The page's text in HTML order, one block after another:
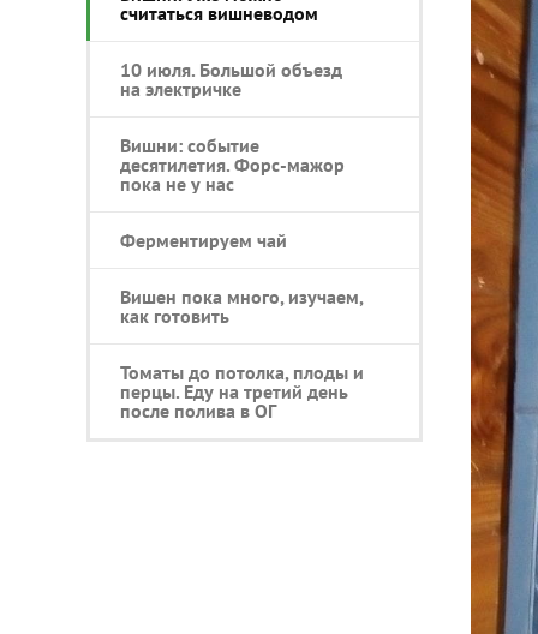
считаться вишневодом
10 июля. Большой объезд
на электричке
Вишни: событие
десятилетия. Форс-мажор
пока не у нас
Ферментируем чай
Вишен пока много, изучаем,
как готовить
Томаты до потолка, плоды и
перцы. Еду на третий день
после полива в ОГ